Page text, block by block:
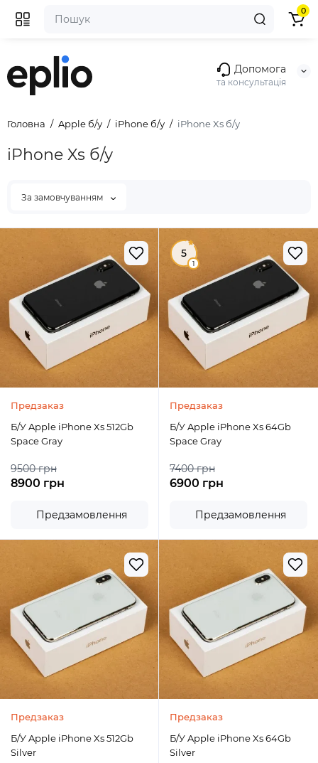
Допомога
та консультація
0
Головна Apple б/у iPhone б/у iPhone Xs б/у
iPhone Xs б/у
За замовчуванням
Предзаказ
Б/У Apple iPhone Xs 512Gb
Space Gray
9500 грн
8900 грн
Предзамовлення
5
1
Предзаказ
Б/У Apple iPhone Xs 64Gb
Space Gray
7400 грн
6900 грн
Предзамовлення
Предзаказ
Б/У Apple iPhone Xs 512Gb
Silver
Предзаказ
Б/У Apple iPhone Xs 64Gb
Silver